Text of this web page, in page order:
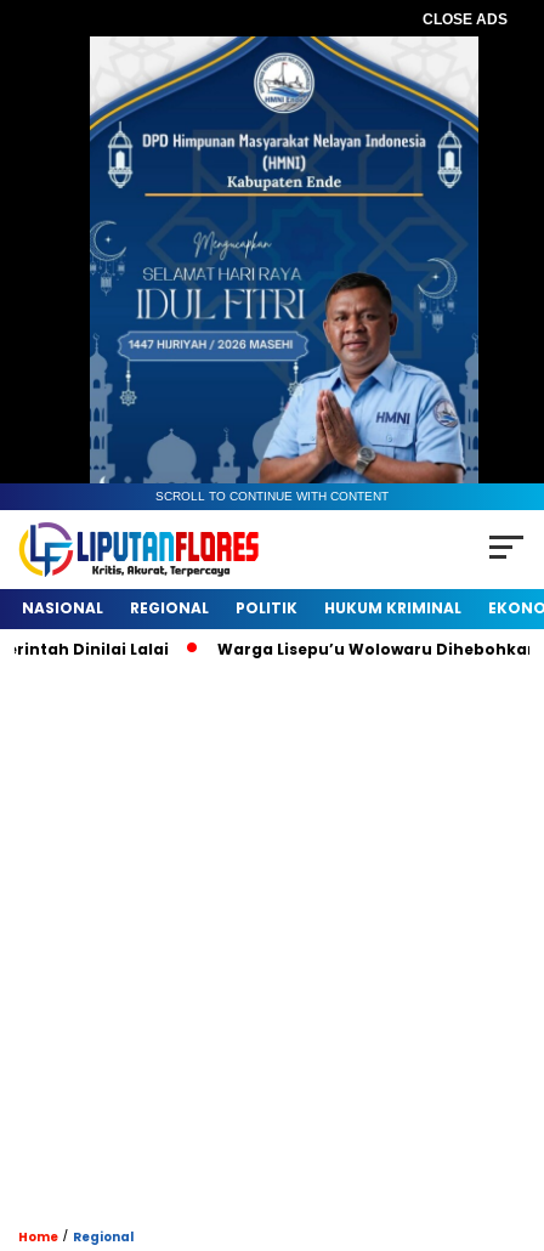
CLOSE ADS
SCROLL TO CONTINUE WITH CONTENT
NASIONAL REGIONAL POLITIK HUKUM KRIMINAL
Dinilai Lalai
Warga Lisepu’u Wolowaru Dihebohkan
Home / Regional